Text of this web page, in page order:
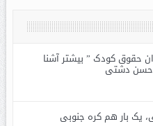
حقوق کودک ” بیشتر آشنا
حسن دشتی
یک بار هم کره جنوبی